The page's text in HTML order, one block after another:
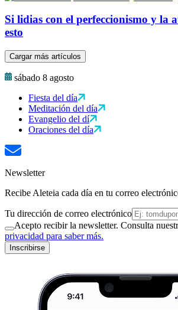
Si lidias con el perfeccionismo y la
esto
Cargar más artículos
sábado 8 agosto
Fiesta del día
Meditación del día
Evangelio del dí
Oraciones del día
Newsletter
Recibe Aleteia cada día en tu correo
Tu dirección de correo electrónico
Acepto recibir la newsletter. Consulta
privacidad para saber más.
Inscribirse